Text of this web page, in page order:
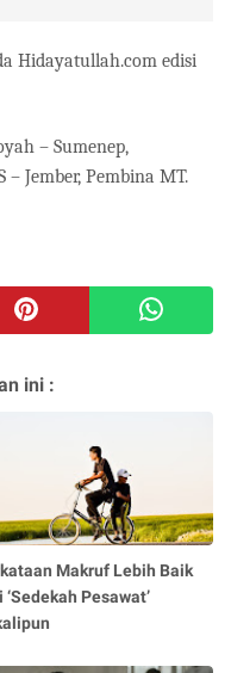
Hidayatullah.com edisi
– Sumenep,
Jember, Pembina MT.
ini :
Makruf Lebih Baik
‘Sedekah Pesawat’